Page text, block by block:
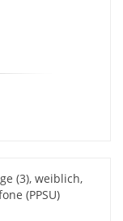
(3), weiblich,
(PPSU)